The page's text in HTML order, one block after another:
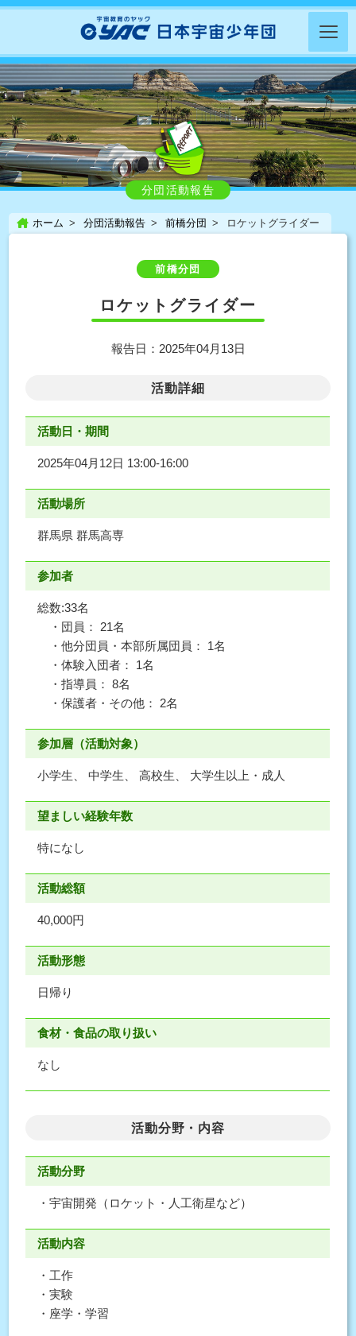
分団活動報告
ホーム 分団活動報告 前橋分団 ロケットグライダー
前橋分団
ロケットグライダー
報告日：2025年04月13日
活動詳細
活動日・期間
2025年04月12日 13:00-16:00
活動場所
群馬県 群馬高専
参加者
総数:33名
・団員： 21名
・他分団員・本部所属団員： 1名
・体験入団者： 1名
・指導員： 8名
・保護者・その他： 2名
参加層（活動対象）
小学生、 中学生、 高校生、 大学生以上・成人
望ましい経験年数
特になし
活動総額
40,000円
活動形態
日帰り
食材・食品の取り扱い
なし
活動分野・内容
活動分野
・宇宙開発（ロケット・人工衛星など）
活動内容
・工作
・実験
・座学・学習